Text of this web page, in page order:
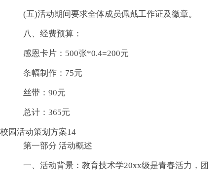
(五)活动期间要求全体成员佩戴工作证及徽章。
八、经费预算：
感恩卡片：500张*0.4=200元
条幅制作：75元
丝带：90元
总计：365元
校园活动策划方案14
第一部分 活动概述
一、活动背景：教育技术学20xx级是青春活力，团